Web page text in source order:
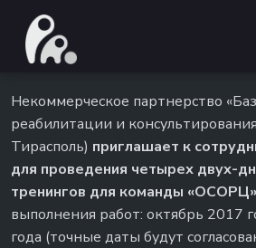
Некоммерческое партнерство
реабилитации и
Тирасполь) приглашает к
для проведения четырех двух-
тренингов для команды «ОСОРЦ»
выполнения работ: октябрь 2017
года (точные даты будут